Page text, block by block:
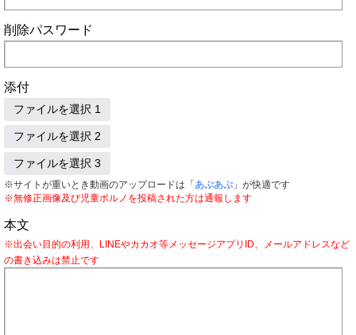
削除パスワード
添付
ファイルを選択 1
ファイルを選択 2
ファイルを選択 3
※サイトが重いとき動画のアップロードは「 あぷあぷ 」が快適です
※無修正画像及び児童ポルノを投稿された方は通報します
本文
※出会い目的の利用、LINEやカカオ等メッセージアプリID、メールアドレスなど
の書き込みは禁止です